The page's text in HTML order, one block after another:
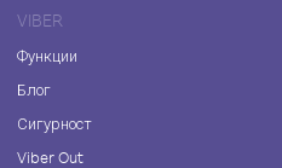
VIBER
Функции
Блог
Сигурност
Viber Out